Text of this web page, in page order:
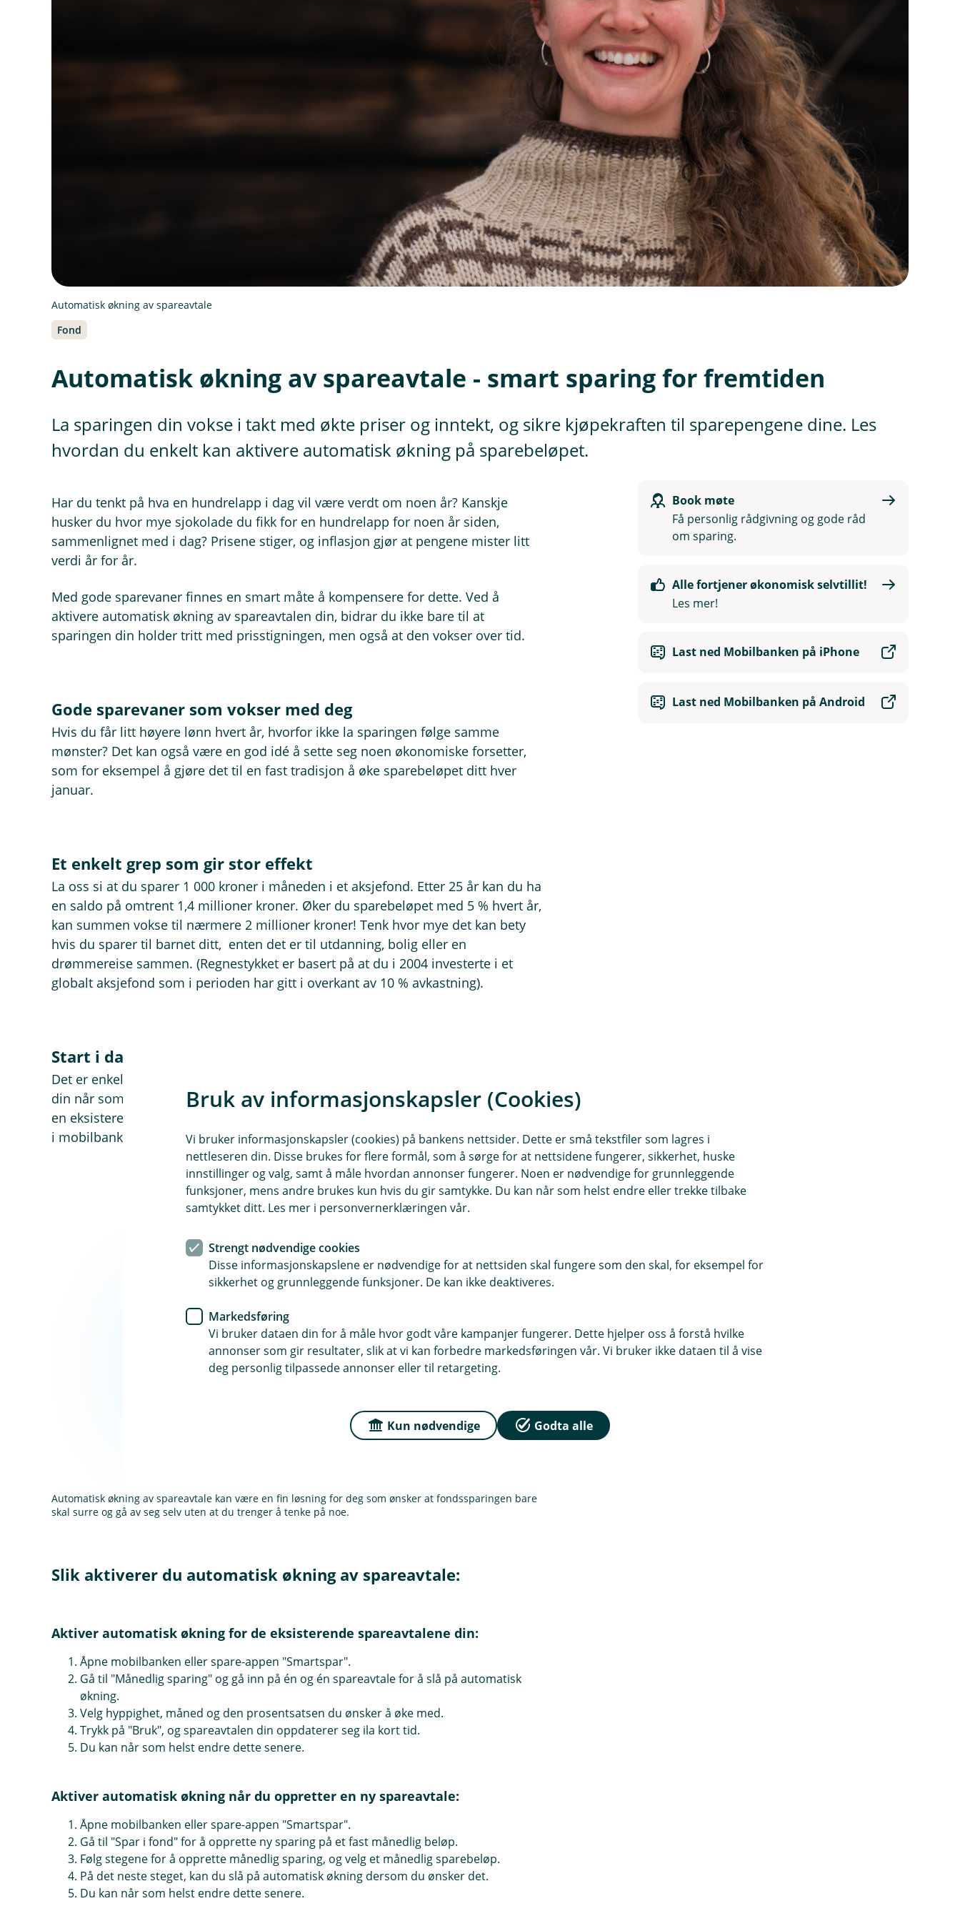
Automatisk økning av spareavtale
Fond
Automatisk økning av spareavtale - smart sparing for fremtiden
La sparingen din vokse i takt med økte priser og inntekt, og sikre kjøpekraften til sparepengene dine. Les
hvordan du enkelt kan aktivere automatisk økning på sparebeløpet.
Har du tenkt på hva en hundrelapp i dag vil være verdt om noen år? Kanskje
husker du hvor mye sjokolade du fikk for en hundrelapp for noen år siden,
sammenlignet med i dag? Prisene stiger, og inflasjon gjør at pengene mister litt
verdi år for år.
Med gode sparevaner finnes en smart måte å kompensere for dette. Ved å
aktivere automatisk økning av spareavtalen din, bidrar du ikke bare til at
sparingen din holder tritt med prisstigningen, men også at den vokser over tid.
Gode sparevaner som vokser med deg
Hvis du får litt høyere lønn hvert år, hvorfor ikke la sparingen følge samme
mønster? Det kan også være en god idé å sette seg noen økonomiske forsetter,
som for eksempel å gjøre det til en fast tradisjon å øke sparebeløpet ditt hver
januar.
Et enkelt grep som gir stor effekt
La oss si at du sparer 1 000 kroner i måneden i et aksjefond. Etter 25 år kan du ha
en saldo på omtrent 1,4 millioner kroner. Øker du sparebeløpet med 5 % hvert år,
kan summen vokse til nærmere 2 millioner kroner! Tenk hvor mye det kan bety
hvis du sparer til barnet ditt, enten det er til utdanning, bolig eller en
drømmereise sammen. (Regnestykket er basert på at du i 2004 investerte i et
globalt aksjefond som i perioden har gitt i overkant av 10 % avkastning).
Start i dag – enkelt og greit!
Det er enkelt å komme i gang! Du kan aktivere automatisk økning av spareavtalen
din når som helst - enten du oppretter en ny spareavtale eller går inn og justerer
en eksisterende spareavtale. Du aktiverer funksjonen med noen få tastetrykk
i mobilbanken eller Smartspar.
Automatisk økning av spareavtale kan være en fin løsning for deg som ønsker at fondssparingen bare
skal surre og gå av seg selv uten at du trenger å tenke på noe.
Slik aktiverer du automatisk økning av spareavtale:
Aktiver automatisk økning for de eksisterende spareavtalene din:
Åpne mobilbanken eller spare-appen "Smartspar".
Gå til "Månedlig sparing" og gå inn på én og én spareavtale for å slå på automatisk
økning.
Velg hyppighet, måned og den prosentsatsen du ønsker å øke med.
Trykk på "Bruk", og spareavtalen din oppdaterer seg ila kort tid.
Du kan når som helst endre dette senere.
Aktiver automatisk økning når du oppretter en ny spareavtale:
Åpne mobilbanken eller spare-appen "Smartspar".
Gå til "Spar i fond" for å opprette ny sparing på et fast månedlig beløp.
Følg stegene for å opprette månedlig sparing, og velg et månedlig sparebeløp.
På det neste steget, kan du slå på automatisk økning dersom du ønsker det.
Du kan når som helst endre dette senere.
Book møte
Få personlig rådgivning og gode råd
om sparing.
Alle fortjener økonomisk selvtillit!
Les mer!
Last ned Mobilbanken på iPhone
Last ned Mobilbanken på Android
Bruk av informasjonskapsler (Cookies)
Vi bruker informasjonskapsler (cookies) på bankens nettsider. Dette er små tekstfiler som lagres i
nettleseren din. Disse brukes for flere formål, som å sørge for at nettsidene fungerer, sikkerhet, huske
innstillinger og valg, samt å måle hvordan annonser fungerer. Noen er nødvendige for grunnleggende
funksjoner, mens andre brukes kun hvis du gir samtykke. Du kan når som helst endre eller trekke tilbake
samtykket ditt. Les mer i personvernerklæringen vår.
Strengt nødvendige cookies
Disse informasjonskapslene er nødvendige for at nettsiden skal fungere som den skal, for eksempel for
sikkerhet og grunnleggende funksjoner. De kan ikke deaktiveres.
Markedsføring
Vi bruker dataen din for å måle hvor godt våre kampanjer fungerer. Dette hjelper oss å forstå hvilke
annonser som gir resultater, slik at vi kan forbedre markedsføringen vår. Vi bruker ikke dataen til å vise
deg personlig tilpassede annonser eller til retargeting.
Kun nødvendige Godta alle